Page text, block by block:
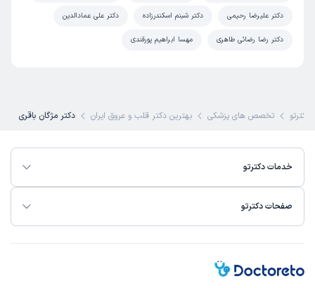
دکتر علیرضا رحیمی دکتر شبنم اسکندرزاده دکتر علی عمادالدین
دکتر رضا رضائی طاهری مهسا ابراهیم پورقندی
دکترتو تخصص های پزشکی بهترین دکتر قلب و عروق ایران دکتر مژگان باقری
خدمات دکترتو
صفحات دکترتو